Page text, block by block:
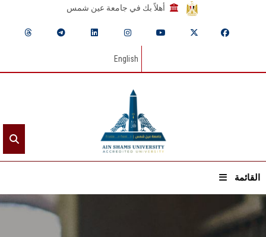
أهلاً بك في جامعة عين شمس
English
القائمة
الرئيسيـة